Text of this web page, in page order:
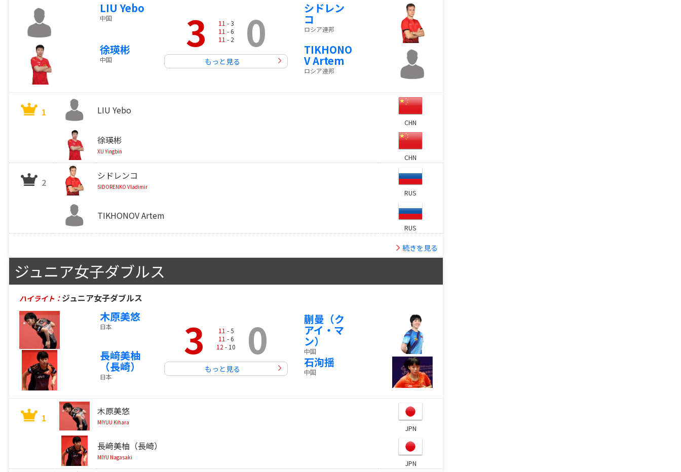
LIU Yebo
中国
徐瑛彬
中国
3 11 - 3
11 - 6
11 - 2 0
もっと見る
シドレン
コ
ロシア連邦
TIKHONO
V Artem
ロシア連邦
1 LIU Yebo
CHN
徐瑛彬
XU Yingbin
CHN
2
シドレンコ
SIDORENKO Vladimir
RUS
TIKHONOV Artem
RUS
続きを見る
ジュニア女子ダブルス
ハイライト： ジュニア女子ダブルス
木原美悠
日本
長﨑美柚
（長崎）
日本
3 11 - 5
11 - 6
12 - 10 0
もっと見る
蒯曼（ク
アイ・マ
ン）
中国
石洵揺
中国
1
木原美悠
MIYUU Kihara
JPN
長﨑美柚（長崎）
MIYU Nagasaki
JPN